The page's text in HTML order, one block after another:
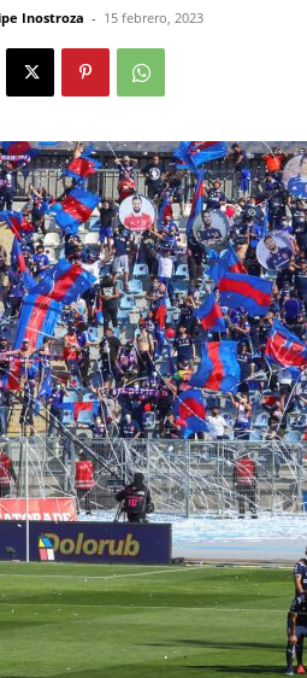
Inostroza - 15 febrero, 2023